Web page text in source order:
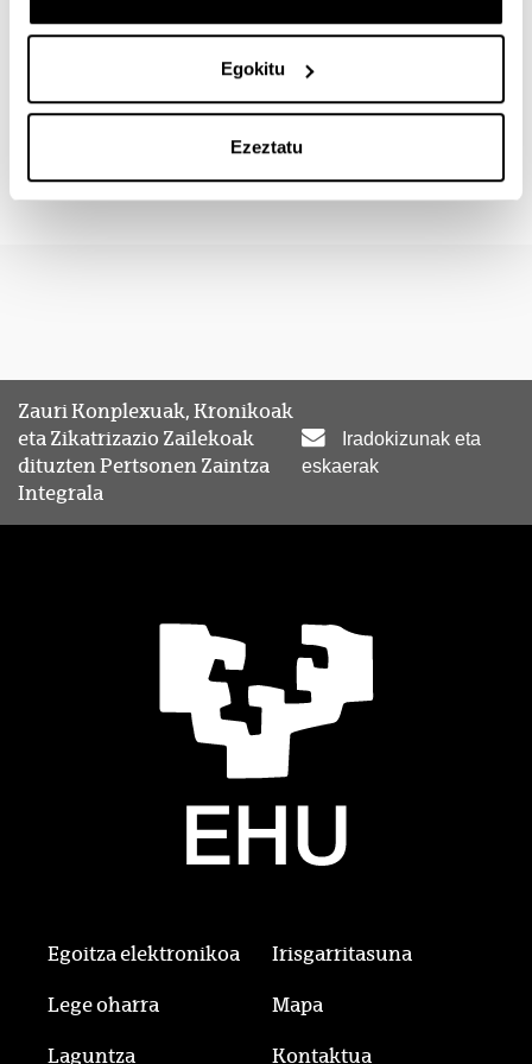
Egokitu
Ezeztatu
berezko masterra edo graduondokoa identifikatu
Hemen daukazue prestakuntza eskaintza
bidez, hitzarmen bat adosteko.
Zauri Konplexuak, Kronikoak
eta Zikatrizazio Zailekoak
dituzten Pertsonen Zaintza
Integrala
Iradokizunak eta
eskaerak
Egoitza elektronikoa Irisgarritasuna
Lege oharra Mapa
Laguntza Kontaktua